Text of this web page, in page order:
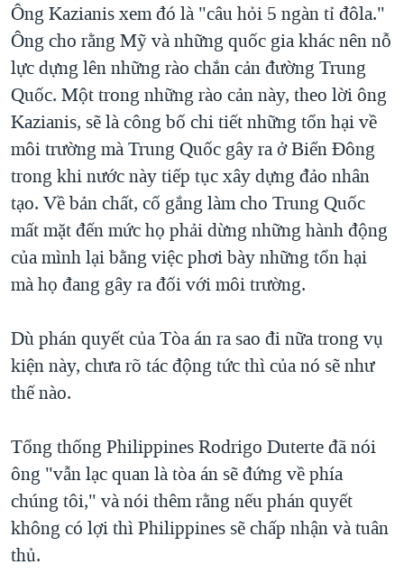
Ông Kazianis xem đó là "câu hỏi 5 ngàn tỉ đôla."
Ông cho rằng Mỹ và những quốc gia khác nên nỗ
lực dựng lên những rào chắn cản đường Trung
Quốc. Một trong những rào cản này, theo lời ông
Kazianis, sẽ là công bố chi tiết những tổn hại về
môi trường mà Trung Quốc gây ra ở Biển Đông
trong khi nước này tiếp tục xây dựng đảo nhân
tạo. Về bản chất, cố gắng làm cho Trung Quốc
mất mặt đến mức họ phải dừng những hành động
của mình lại bằng việc phơi bày những tổn hại
mà họ đang gây ra đối với môi trường.
Dù phán quyết của Tòa án ra sao đi nữa trong vụ
kiện này, chưa rõ tác động tức thì của nó sẽ như
thế nào.
Tổng thống Philippines Rodrigo Duterte đã nói
ông "vẫn lạc quan là tòa án sẽ đứng về phía
chúng tôi," và nói thêm rằng nếu phán quyết
không có lợi thì Philippines sẽ chấp nhận và tuân
thủ.